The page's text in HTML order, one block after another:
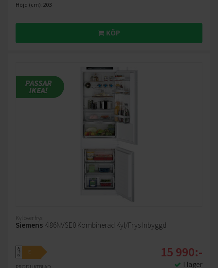
Höjd (cm): 203
KÖP
Kyl över frys
Siemens KI86NVSE0 Kombinerad Kyl/Frys Inbyggd
A
↑
G
E
PRODUKTBLAD
15 990:-
I lager